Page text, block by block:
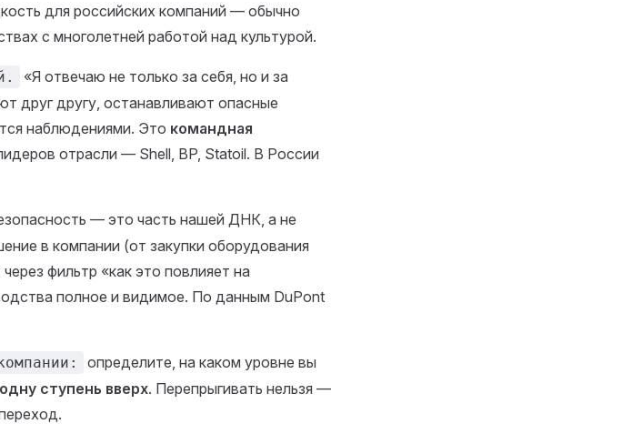
для российских компаний — обычно
с многолетней работой над культурой.
«Я отвечаю не только за себя, но и за
друг другу, останавливают опасные
наблюдениями. Это командная
отрасли — Shell, BP, Statoil. В России
— это часть нашей ДНК, а не
в компании (от закупки оборудования
фильтр «как это повлияет на
полное и видимое. По данным DuPont
определите, на каком уровне вы
ступень вверх. Перепрыгивать нельзя —